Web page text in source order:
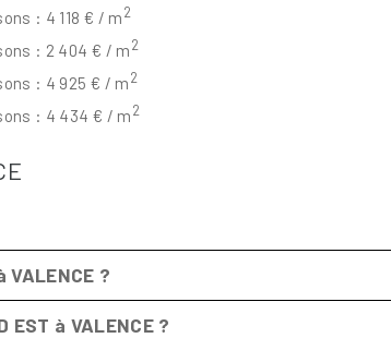
: 4 118 € / m2
: 2 404 € / m2
: 4 925 € / m2
: 4 434 € / m2
?
à VALENCE ?